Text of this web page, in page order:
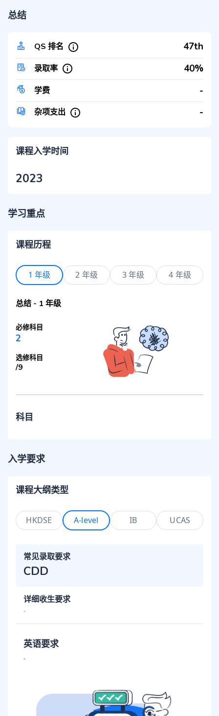
总结
QS 排名 47th
录取率 40%
学费 -
杂项支出 -
课程入学时间
2023
学习重点
课程历程
1 年级 2 年级 3 年级 4 年级
总结 - 1 年级
必修科目
2
选修科目
/9
科目
入学要求
课程大纲类型
HKDSE A-level IB UCAS
常见录取要求
CDD
详细收生要求
-
英语要求
-